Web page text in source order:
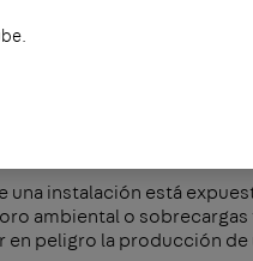
la indústria,
una instalación está
ambiental o
en peligro la producción